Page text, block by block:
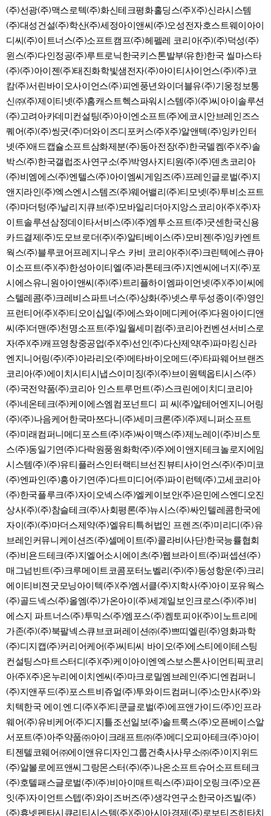
(주)선광(주)맥스로텍(주)화신테크평화홀딩스(주)(주)신라시스템
(주)대성건설(주)학산(주)세정아이앤씨(주)오성전자호스트웨이아이
디씨(주)이트너스(주)소프트캠프(주)헤펠레 코리아(주)(주)덕성(주)
윈스(주)다인정공(주)루트로닉한국키스톤발부(유한)한국 씰마스타
(주)(주)아이젠(주)태진화학빛샘전자(주)아이티사이언스(주)(주)코
캄(주)서린바이오사이언스(주)피엔풍년와이더블유(주)기웅정보통
신㈜(주)제이티넷(주)홈캐스트헥스파워시스템(주)(주)씨아이솔루션
(주)고려아카데미컨설팅(주)아이엔소프트(주)에코시안브레인즈스
퀘어(주)(주)씽굿(주)더와이즈디포커스(주)(주)알앤텍(주)잉카인터
넷(주)애드캡슐소프트삼화제분(주)동아전장(주)한국델켐(주)(주)솔
박스(주)한국갤럽조사연구소(주)박영사지티원(주)(주)덴츠코리아
(주)비엠에스(주)엔텔스(주)아이엠씨게임즈(주)프레인글로벌(주)지
앤지라인(주)엑스엔시스템즈(주)웨어밸리(주)티모넷(주)투비소프트
(주)마더텅(주)날리지큐브(주)모바일리더아지앙스코리아(주)(주)자
이트솔루션삼정데이타서비스(주)(주)엠투소프트(주)굿센한국신용
카드결제(주)도모브로더(주)(주)알티베이스(주)모비젠(주)잉카엔트
웍스(주)블루코어프레지니우스 카비 코리아(주)(주)크린텍에스큐아
이소프트(주)(주)한성아이티엘(주)라톤테크(주)지엔씨에너지(주)포
시에스유니원아이앤씨(주)(주)트리플하이엠파이언넷(주)(주)이씨에
스텔레콤(주)크레비스파트너스(주)상화(주)넷스루두성종이(주)영인
프런티어(주)(주)티오이십일(주)에스와이메디케어(주)다원아이디앤
씨(주)더맨(주)천명소프트(주)일월세미컴(주)코리아컨벤션서비스로
자(주)(주)캐프영창중공업(주)(주)선인(주)다산제약(주)파마킹신라
엔지니어링(주)(주)아라리오(주)메타바이오메드(주)타파웨어브랜즈
코리아(주)에이치시티시냅스이미징(주)(주)브이원텍옵티시스(주)
(주)국전약품(주)코리아 인스트루먼트(주)스크린에이치디코리아
(주)네온테크(주)케이에스엠컴포넌트디 피 씨(주)알테어엔지니어링
(주)(주)나음케어한국마쯔다니(주)세미크론(주)(주)제니퍼소프트
(주)미래컴퍼니메디포스트(주)(주)싸이맥스(주)제노레이(주)비스토
스(주)동일기연(주)다락원풍원화학(주)(주)에이앤지테크놀로지에임
시스템(주)(주)유티플러스인터랙티브선진뷰티사이언스(주)(주)미코
(주)엔파인(주)흥아기연(주)다트미디어(주)파이런텍(주)고세코리아
(주)한국플루크(주)자이오넥스(주)엘케이보안(주)은민에스엔디오진
상사(주)(주)참슬테크(주)사회평론(주)뉴시스(주)싸인텔레콤한국에
자이(주)(주)마더스제약(주)엘유티특허법인 프렌즈(주)미리디(주)유
브레인커뮤니케이션즈(주)셀메이트(주)콜라비(사단)한국능률협회
(주)비욘드테크(주)지엘어소시에이츠(주)웹브라이트(주)퍼셉션(주)
매그넘빈트(주)크루메이트코콤포터노벨리(주)(주)동성항운(주)크리
에이티비젼굿모닝아이텍(주)(주)엠서클(주)지학사(주)아이포유웍스
(주)골드넥스(주)올엠(주)가온아이(주)세계일보인크로스(주)(주)비
에스지 파트너스(주)투믹스(주)엠포스(주)켐토피아(주)이노트리메
가존(주)(주)북팔넥스큐브코퍼레이션㈜(주)쁘띠엘린(주)영화과학
(주)디지캡(주)커리어케어(주)씨티씨 바이오(주)에스티에이테스팅
컨설팅스마트스터디(주)(주)케이아이엔엑스보스톤사이언티픽코리
아(주)(주)온누리에이치엔씨(주)마크로밀엠브레인(주)디엔컴퍼니
(주)지앤푸드(주)포스트비쥬얼(주)투와이드컴퍼니(주)소만사(주)와
치텍한국 에이.엔.디(주)(주)티쿤글로벌(주)에프앤가이드(주)인프라
웨어(주)유비케어(주)디지틀조선일보(주)솔트룩스(주)오픈베이스알
서포트(주)아주약품㈜아이크래프트㈜(주)메디오피아테크(주)아이
티젠텔코웨어㈜에이앤유디자인그룹건축사사무소㈜(주)이지위드
(주)알볼로에프앤씨그랑몬스터(주)(주)나온소프트슈어소프트테크
(주)호텔패스글로벌(주)(주)비아이매트릭스(주)파이오링크(주)오픈
잇(주)자이언트스텝(주)와이즈버즈(주)생각연구소한국아즈빌(주)
(주)휴넷펜타시큐리티시스템(주)(주)아시아경제(주)로보티즈히타치